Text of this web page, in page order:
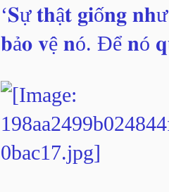
‘𝐒ự 𝐭𝐡ậ𝐭 𝐠𝐢ố𝐧𝐠
𝐛ả𝐨 𝐯ệ 𝐧ó. Để 𝐧ó